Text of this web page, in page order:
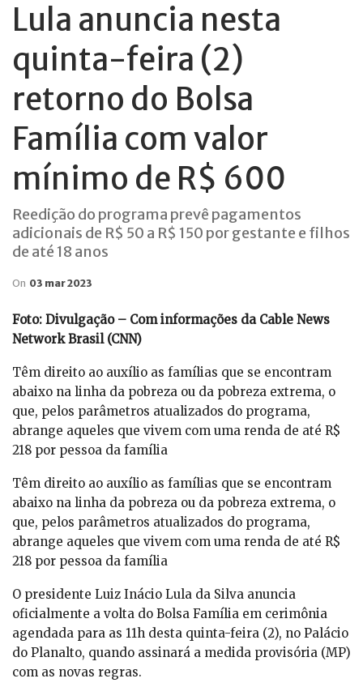
Lula anuncia nesta
quinta-feira (2)
retorno do Bolsa
Família com valor
mínimo de R$ 600
Reedição do programa prevê pagamentos
adicionais de R$ 50 a R$ 150 por gestante e filhos
de até 18 anos
On 03 mar 2023
Foto: Divulgação – Com informações da Cable News
Network Brasil (CNN)
Têm direito ao auxílio as famílias que se encontram
abaixo na linha da pobreza ou da pobreza extrema, o
que, pelos parâmetros atualizados do programa,
abrange aqueles que vivem com uma renda de até R$
218 por pessoa da família
Têm direito ao auxílio as famílias que se encontram
abaixo na linha da pobreza ou da pobreza extrema, o
que, pelos parâmetros atualizados do programa,
abrange aqueles que vivem com uma renda de até R$
218 por pessoa da família
O presidente Luiz Inácio Lula da Silva anuncia
oficialmente a volta do Bolsa Família em cerimônia
agendada para as 11h desta quinta-feira (2), no Palácio
do Planalto, quando assinará a medida provisória (MP)
com as novas regras.